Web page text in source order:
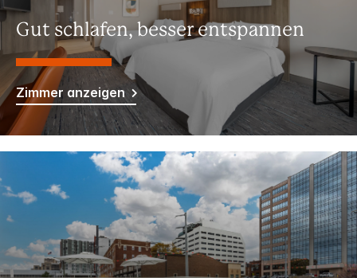
Gut schlafen, besser entspannen
Zimmer anzeigen